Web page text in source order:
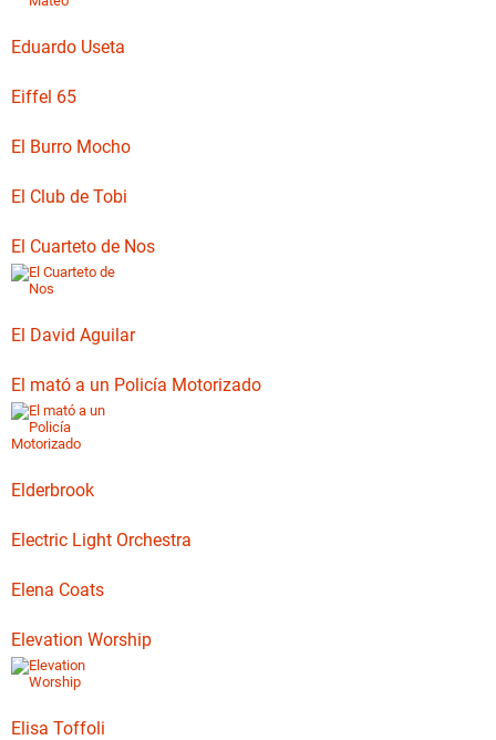
Eduardo Useta
Eiffel 65
El Burro Mocho
El Club de Tobi
El Cuarteto de Nos
El David Aguilar
El mató a un Policía Motorizado
Elderbrook
Electric Light Orchestra
Elena Coats
Elevation Worship
Elisa Toffoli